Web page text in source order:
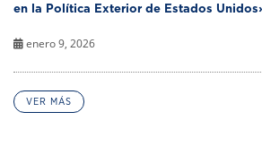
en la Política Exterior de Estados
enero 9, 2026
VER MÁS